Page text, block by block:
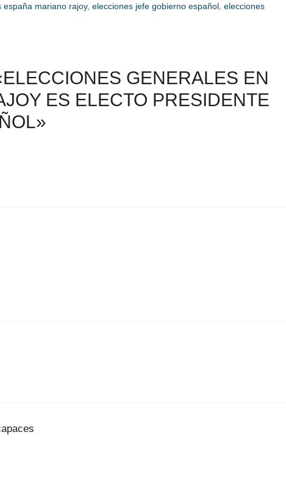
españa mariano rajoy,elecciones jefe gobierno español,elecciones
GENERALES EN
ES ELECTO PRESIDENTE